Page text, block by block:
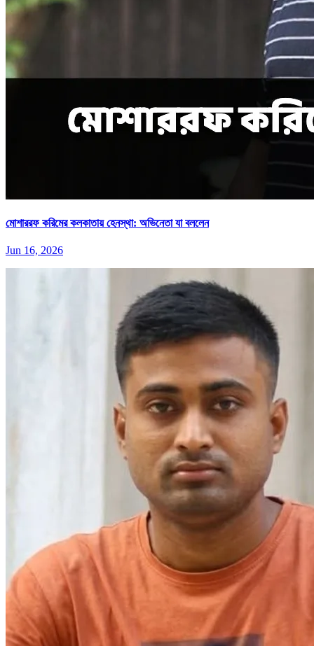
মোশাররফ করিমের কলকাতায় হেনস্থা: অভিনেতা যা বললেন
Jun 16, 2026